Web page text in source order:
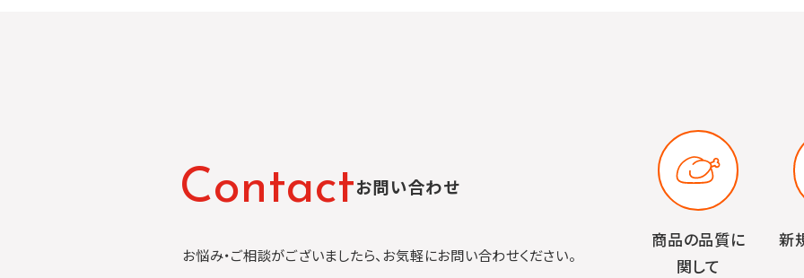
Contactお問い合わせ
お悩み・ご相談がございましたら、お気軽にお問い合わせください。
商品の品質に
関して
新